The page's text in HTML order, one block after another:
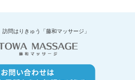
問はりきゅう「藤和マッサージ」